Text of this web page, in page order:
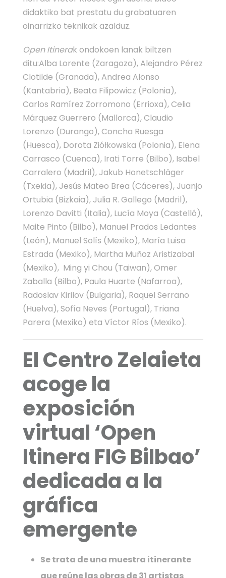
didaktiko bat prestatu du grabatuaren
oinarrizko teknikak azalduz.
Open Itinerak ondokoen lanak biltzen
ditu:Alba Lorente (Zaragoza), Alejandro Pérez
Clotilde (Granada), Andrea Alonso
(Kantabria), Beata Filipowicz (Polonia),
Carlos Ramírez Zorromono (Errioxa), Celia
Márquez Guerrero (Mallorca), Claudio
Lorenzo (Durango), Concha Ruesga
(Huesca), Dorota Ziółkowska (Polonia), Elena
Carrasco (Cuenca), Irati Torre (Bilbo), Isabel
Carralero (Madril), Jakub Honetschläger
(Txekia), Jesús Mateo Brea (Cáceres), Juanjo
Ortubia (Bizkaia), Julia R. Gallego (Madril),
Lorenzo Davitti (Italia), Lucía Moya (Castelló),
Maite Pinto (Bilbo), Manuel Prados Ledantes
(León), Manuel Solís (Mexiko), María Luisa
Estrada (Mexiko), Martha Muñoz Aristizabal
(Mexiko), Ming yi Chou (Taiwan), Omer
Zaballa (Bilbo), Paula Huarte (Nafarroa),
Radoslav Kirilov (Bulgaria), Raquel Serrano
(Huelva), Sofía Neves (Portugal), Triana
Parera (Mexiko) eta Víctor Ríos (Mexiko).
El Centro Zelaieta
acoge la
exposición
virtual ‘Open
Itinera FIG Bilbao’
dedicada a la
gráfica
emergente
Se trata de una muestra itinerante